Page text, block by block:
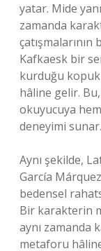
yatar. Mide
zamanda
Kafkaesk bir
kurduğu
hâline gelir. Bu,
okuyucuya
deneyimi sunar.
Aynı şekilde,
García
bedensel
Bir karakterin
aynı zamanda
metaforu